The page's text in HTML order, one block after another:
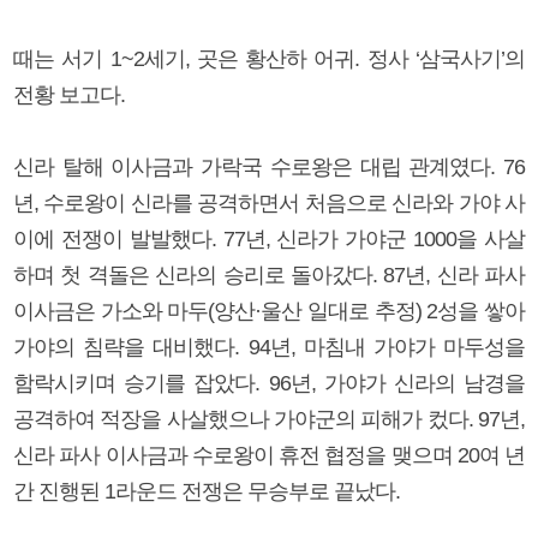
때는 서기 1~2세기, 곳은 황산하 어귀. 정사 ‘삼국사기’의
전황 보고다.
신라 탈해 이사금과 가락국 수로왕은 대립 관계였다. 76
년, 수로왕이 신라를 공격하면서 처음으로 신라와 가야 사
이에 전쟁이 발발했다. 77년, 신라가 가야군 1000을 사살
하며 첫 격돌은 신라의 승리로 돌아갔다. 87년, 신라 파사
이사금은 가소와 마두(양산·울산 일대로 추정) 2성을 쌓아
가야의 침략을 대비했다. 94년, 마침내 가야가 마두성을
함락시키며 승기를 잡았다. 96년, 가야가 신라의 남경을
공격하여 적장을 사살했으나 가야군의 피해가 컸다. 97년,
신라 파사 이사금과 수로왕이 휴전 협정을 맺으며 20여 년
간 진행된 1라운드 전쟁은 무승부로 끝났다.